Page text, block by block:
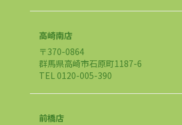
高崎南店
〒370-0864
群馬県高崎市石原町1187-6
TEL 0120-005-390
前橋店